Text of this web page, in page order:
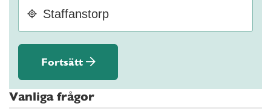
Fortsätt
Vanliga frågor